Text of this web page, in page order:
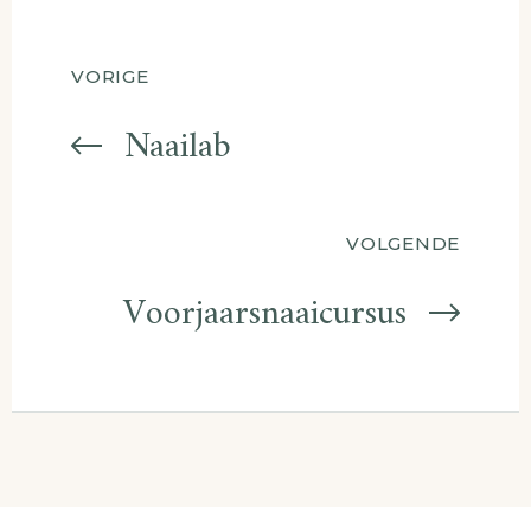
Berichtnavigatie
VORIGE
Naailab
VOLGENDE
Voorjaarsnaaicursus